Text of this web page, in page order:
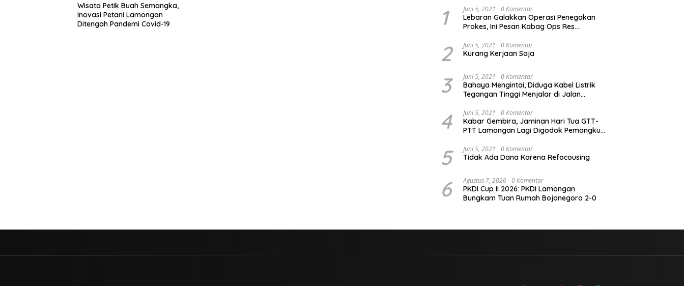
Wisata Petik Buah Semangka,
Inovasi Petani Lamongan
Ditengah Pandemi Covid-19
1 Juni 5, 2021 0 Komentar
Lebaran Galakkan Operasi Penegakan
Prokes, Ini Pesan Kabag Ops Res
2 Juni 5, 2021 0 Komentar
Kurang Kerjaan Saja
3 Juni 5, 2021 0 Komentar
Bahaya Mengintai, Diduga Kabel Listrik
Tegangan Tinggi Menjalar di Jalan
4 Juni 5, 2021 0 Komentar
Kabar Gembira, Jaminan Hari Tua GTT-
PTT Lamongan Lagi Digodok Pemangku
5 Juni 5, 2021 0 Komentar
Tidak Ada Dana Karena Refocousing
6 Agustus 7, 2026 0 Komentar
PKDI Cup II 2026: PKDI Lamongan
Bungkam Tuan Rumah Bojonegoro 2-0